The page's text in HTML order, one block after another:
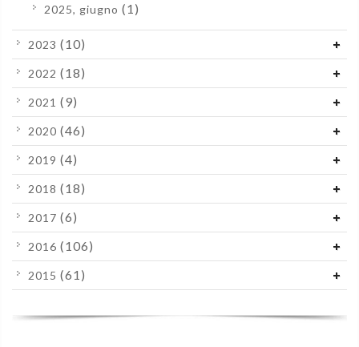
2025, giugno (1)
2023 (10)
2022 (18)
2021 (9)
2020 (46)
2019 (4)
2018 (18)
2017 (6)
2016 (106)
2015 (61)